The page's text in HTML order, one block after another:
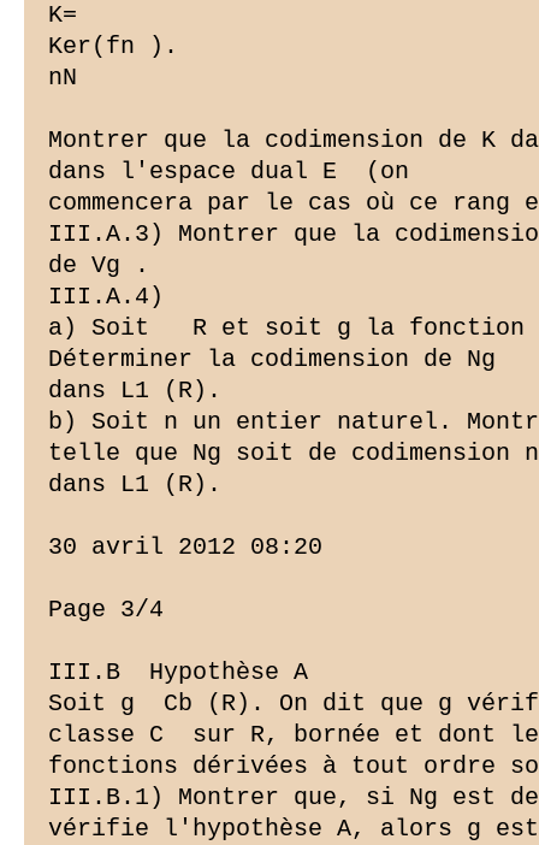
K=
Ker(fn ).
nN
Montrer que la codimension de
dans l'espace dual E  (on
commencera par le cas où ce
III.A.3) Montrer que la
de Vg .
III.A.4)
a) Soit   R et soit g la
Déterminer la codimension de Ng
dans L1 (R).
b) Soit n un entier naturel.
telle que Ng soit de codimension n
dans L1 (R).
30 avril 2012 08:20
Page 3/4
III.B ­ Hypothèse A
Soit g  Cb (R). On dit que g
classe C  sur R, bornée et dont
fonctions dérivées à tout ordre
III.B.1) Montrer que, si Ng est
vérifie l'hypothèse A, alors g